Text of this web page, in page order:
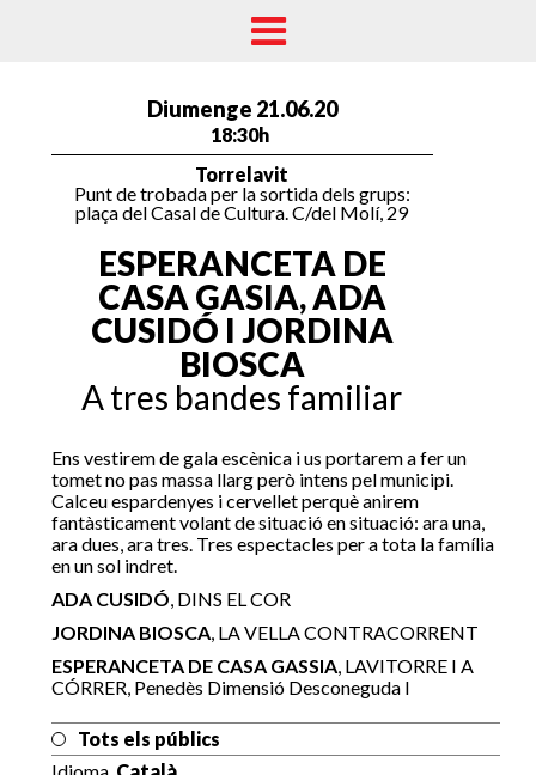
Diumenge 21.06.20
18:30h
Torrelavit
Punt de trobada per la sortida dels grups:
plaça del Casal de Cultura. C/del Molí, 29
ESPERANCETA DE
CASA GASIA, ADA
CUSIDÓ I JORDINA
BIOSCA
A tres bandes familiar
Ens vestirem de gala escènica i us portarem a fer un
tomet no pas massa llarg però intens pel municipi.
Calceu espardenyes i cervellet perquè anirem
fantàsticament volant de situació en situació: ara una,
ara dues, ara tres. Tres espectacles per a tota la família
en un sol indret.
ADA CUSIDÓ , DINS EL COR
JORDINA BIOSCA, LA VELLA CONTRACORRENT
ESPERANCETA DE CASA GASSIA, LAVITORRE I A
CÓRRER, Penedès Dimensió Desconeguda I
Tots els públics
Idioma Català